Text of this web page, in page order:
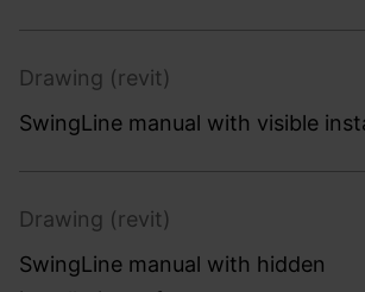
Drawing (revit)
SwingLine manual with visible
Drawing (revit)
SwingLine manual with hidden